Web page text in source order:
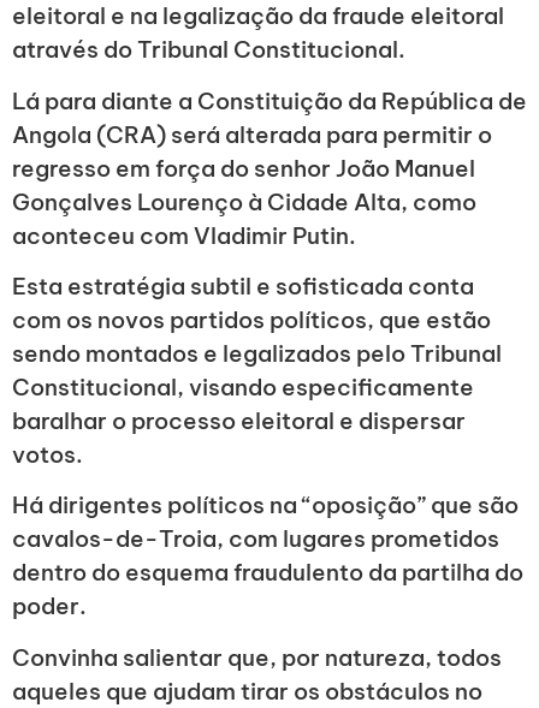
eleitoral e na legalização da fraude eleitoral
através do Tribunal Constitucional.
Lá para diante a Constituição da República de
Angola (CRA) será alterada para permitir o
regresso em força do senhor João Manuel
Gonçalves Lourenço à Cidade Alta, como
aconteceu com Vladimir Putin.
Esta estratégia subtil e sofisticada conta
com os novos partidos políticos, que estão
sendo montados e legalizados pelo Tribunal
Constitucional, visando especificamente
baralhar o processo eleitoral e dispersar
votos.
Há dirigentes políticos na “oposição” que são
cavalos-de-Troia, com lugares prometidos
dentro do esquema fraudulento da partilha do
poder.
Convinha salientar que, por natureza, todos
aqueles que ajudam tirar os obstáculos no